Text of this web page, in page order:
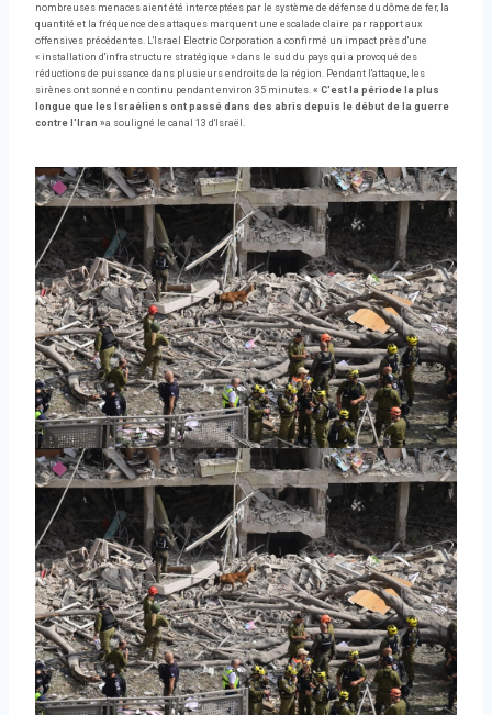
nombreuses menaces aient été interceptées par le système de défense du dôme de fer, la
quantité et la fréquence des attaques marquent une escalade claire par rapport aux
offensives précédentes. L'Israel Electric Corporation a confirmé un impact près d'une
« installation d'infrastructure stratégique » dans le sud du pays qui a provoqué des
réductions de puissance dans plusieurs endroits de la région. Pendant l'attaque, les
sirènes ont sonné en continu pendant environ 35 minutes. « C'est la période la plus
longue que les Israéliens ont passé dans des abris depuis le début de la guerre
contre l'Iran »a souligné le canal 13 d'Israël.